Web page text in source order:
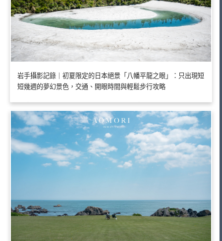
岩手攝影記錄｜初夏限定的日本絕景「八幡平龍之眼」：只出現短
短幾週的夢幻景色，交通、開眼時間與輕鬆步行攻略